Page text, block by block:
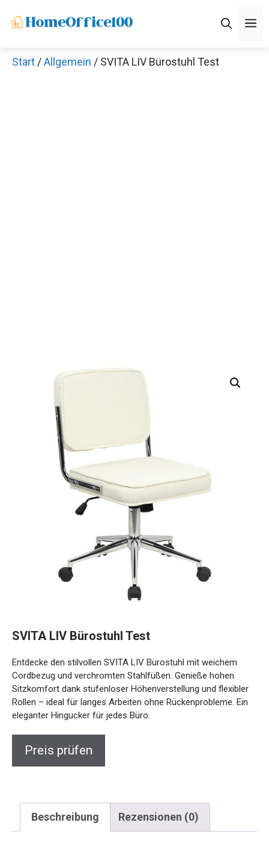
Inhalt
Start /Allgemein / SVITA LIV Bürostuhl Test
SVITA LIV Bürostuhl Test
Entdecke den stilvollen SVITA LIV Bürostuhl mit weichem
Cordbezug und verchromten Stahlfüßen. Genieße hohen
Sitzkomfort dank stufenloser Höhenverstellung und flexibler
Rollen – ideal für langes Arbeiten ohne Rückenprobleme. Ein
eleganter Hingucker für jedes Büro.
Preis prüfen
Beschreibung Rezensionen (0)